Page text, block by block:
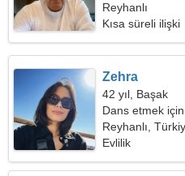
Reyhanlı
Kısa süreli ilişki
Zehra
42 yıl, Başak
Dans etmek
Reyhanlı,
Evlilik